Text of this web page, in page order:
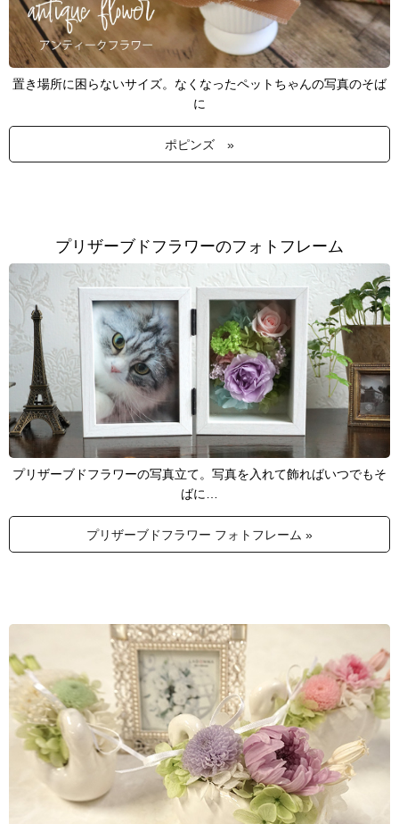
置き場所に困らないサイズ。なくなったペットちゃんの写真のそば
に
ポピンズ »
プリザーブドフラワーのフォトフレーム
プリザーブドフラワーの写真立て。写真を入れて飾ればいつでもそ
ばに…
プリザーブドフラワー フォトフレーム »